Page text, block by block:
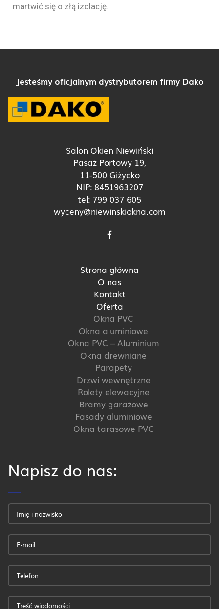
martwić się o złą izolację.
Jesteśmy oficjalnym dystrybutorem firmy Dako
Salon Okien Niewiński
Pasaż Portowy 19,
11-500 Giżycko
NIP: 8451963207
tel: 799 037 605
wyceny@niewinskiokna.com
Strona główna
O nas
Kontakt
Oferta
Okna PVC
Okna aluminiowe
Okna PVC – Aluminium
Okna drewniane
Parapety
Drzwi wewnętrzne
Rolety elewacyjne
Bramy garażowe
Fasady aluminiowe
Okna tarasowe PVC
Napisz do nas: